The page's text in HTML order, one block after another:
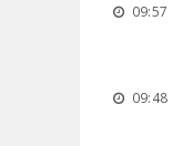
09:57
09:48